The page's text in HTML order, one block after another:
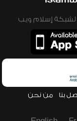
بنا من نحن